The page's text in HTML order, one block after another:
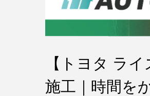
【トヨタ ラ
施工｜時間を